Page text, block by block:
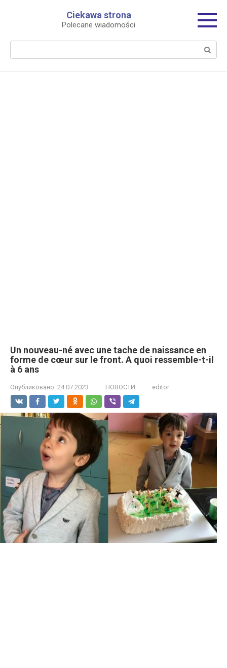
Ciekawa strona
Polecane wiadomości
Un nouveau-né avec une tache de naissance en
forme de cœur sur le front. A quoi ressemble-t-il
à 6 ans
Опубликовано: 24.07.2023 НОВОСТИ editor